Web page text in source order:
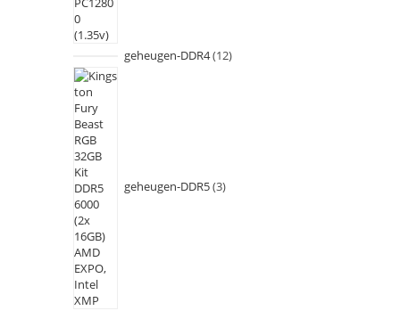
geheugen-DDR4 12
geheugen-DDR5 3